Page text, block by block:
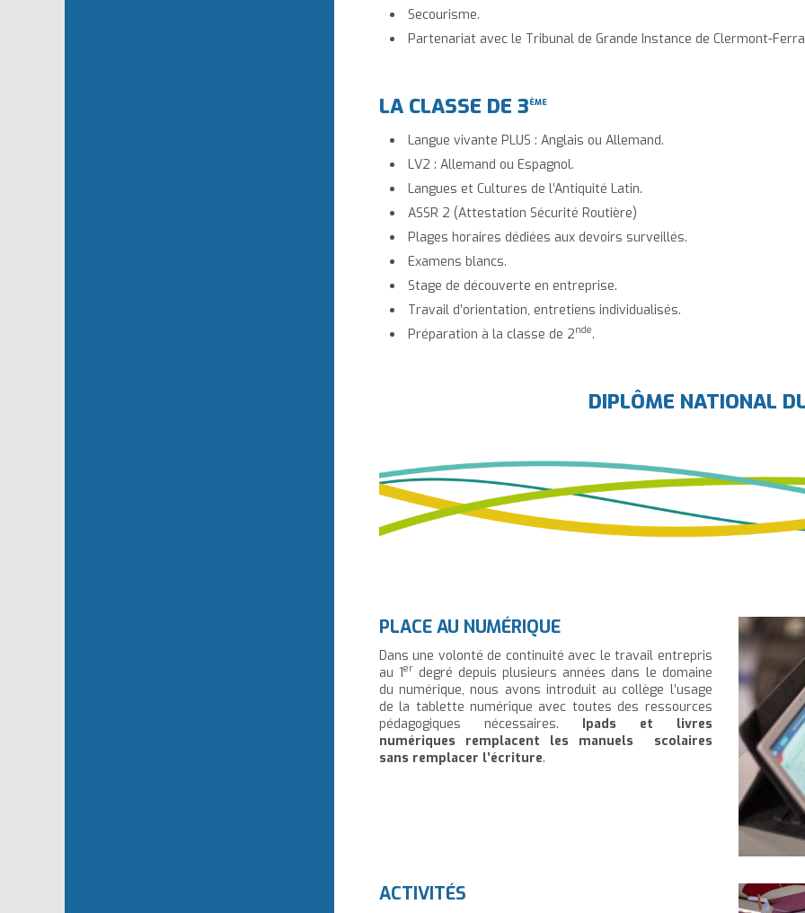
Secourisme.
Partenariat avec le Tribunal de Grande Instance de Clermont-
LA CLASSE DE 3ÈME
Langue vivante PLUS : Anglais ou Allemand.
LV2 : Allemand ou Espagnol.
Langues et Cultures de l’Antiquité Latin.
ASSR 2 (Attestation Sécurité Routière)
Plages horaires dédiées aux devoirs surveillés.
Examens blancs.
Stage de découverte en entreprise.
Travail d’orientation, entretiens individualisés.
Préparation à la classe de 2nde.
DIPLÔME NATIONAL
PLACE AU NUMÉRIQUE
Dans une volonté de continuité avec le travail entrepris
au 1er degré depuis plusieurs années dans le domaine
du numérique, nous avons introduit au collège l’usage
de la tablette numérique avec toutes des ressources
pédagogiques nécessaires. Ipads et livres
numériques remplacent les manuels scolaires
sans remplacer l’écriture.
ACTIVITÉS